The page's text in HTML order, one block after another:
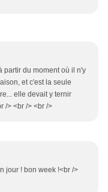
partir du moment où il n'y
et c'est la seule
elle devait y ternir
/> <br /> <br />
jour ! bon week !<br />